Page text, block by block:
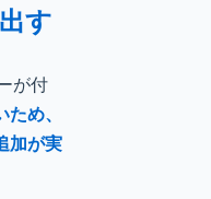
す
が付
め、
加が実